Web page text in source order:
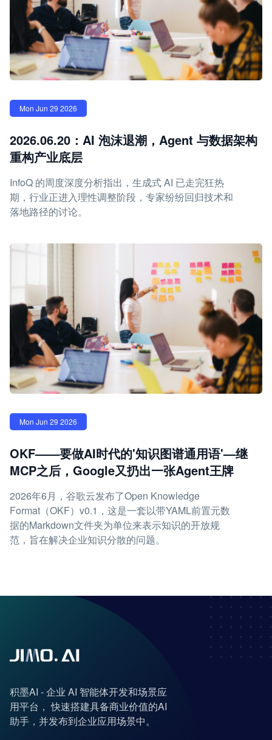
Mon Jun 29 2026
2026.06.20：AI 泡沫退潮，Agent 与数据架构
重构产业底层
InfoQ 的周度深度分析指出，生成式 AI 已走完狂热
期，行业正进入理性调整阶段，专家纷纷回归技术和
落地路径的讨论。
Mon Jun 29 2026
OKF——要做AI时代的'知识图谱通用语'—继
MCP之后，Google又扔出一张Agent王牌
2026年6月，谷歌云发布了Open Knowledge
Format（OKF）v0.1，这是一套以带YAML前置元数
据的Markdown文件夹为单位来表示知识的开放规
范，旨在解决企业知识分散的问题。
积墨AI - 企业 AI 智能体开发和场景应
用平台， 快速搭建具备商业价值的AI
助手，并发布到企业应用场景中。